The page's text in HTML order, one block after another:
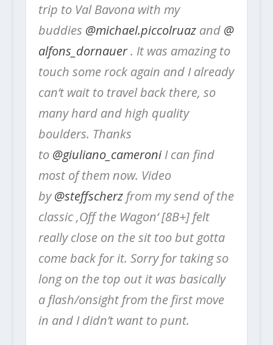
trip to Val Bavona with my
buddies @michael.piccolruazand @
alfons_dornauer. It was amazing to
touch some rock again and I already
can‘t wait to travel back there, so
many hard and high quality
boulders. Thanks
to @giuliano_cameroniI can find
most of them now. Video
by@steffscherzfrom my send of the
classic ‚Off the Wagon‘ [8B+] felt
really close on the sit too but gotta
come back for it. Sorry for taking so
long on the top out it was basically
a flash/onsight from the first move
in and I didn’t want to punt.